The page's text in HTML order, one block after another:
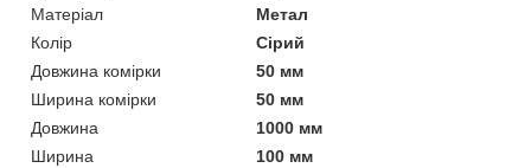
Матеріал
Метал
Колір
Сірий
Довжина комірки
50 мм
Ширина комірки
50 мм
Довжина
1000 мм
Ширина
100 мм